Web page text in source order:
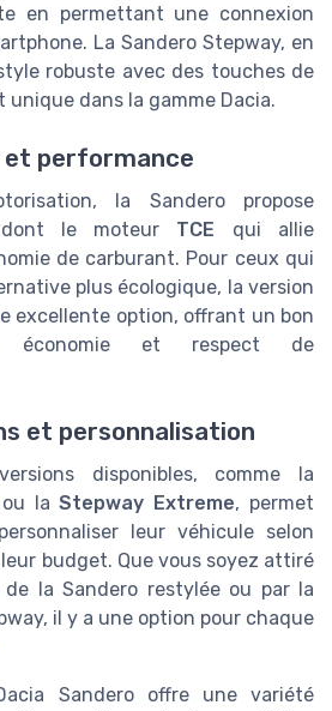
en permettant une connexion
La Sandero Stepway, en
robuste avec des touches de
dans la gamme Dacia.
performance
la Sandero propose
dont le moteur TCE qui allie
de carburant. Pour ceux qui
plus écologique, la version
excellente option, offrant un bon
économie et respect de
et personnalisation
disponibles, comme la
laStepway Extreme, permet
leur véhicule selon
budget. Que vous soyez attiré
la Sandero restylée ou par la
il y a une option pour chaque
Sandero offre une variété